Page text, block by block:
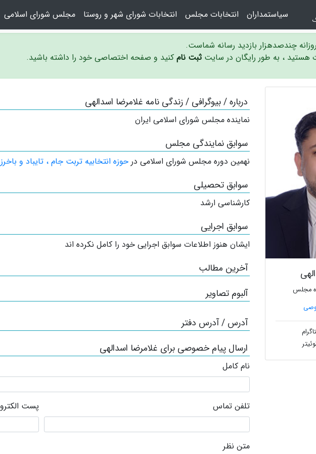
سیاستمداران انتخابات مجلس انتخابات شورای شهر و روستا مجلس شورای اسلامی
چندصدهزار بازدید رسانه شماست.
هستید ، به طور رایگان در سایت ثبت نام کنید و صفحه اختصاصی خود را داشته باشید.
مجلس
درباره / بیوگرافی / زندگی نامه غلامرضا اسدالهی
نماینده مجلس شورای اسلامی ایران
سوابق نمایندگی مجلس
نهمین دوره مجلس شورای اسلامی در حوزه انتخابیه تربت جام ، تایباد و باخرز
سوابق تحصیلی
کارشناسی ارشد
سوابق اجرایی
ایشان هنوز اطلاعات سوابق اجرایی خود را کامل نکرده اند
آخرین مطالب
آلبوم تصاویر
آدرس / آدرس دفتر
ارسال پیام خصوصی برای غلامرضا اسدالهی
نام کامل
تلفن تماس پست
متن نظر